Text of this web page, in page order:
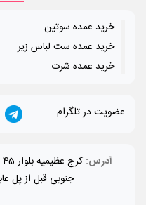
خرید عمده سوتین
خرید عمده ست لباس زیر
خرید عمده شرت
عضویت در تلگرام
آدرس:
جنوبی قبل از پل